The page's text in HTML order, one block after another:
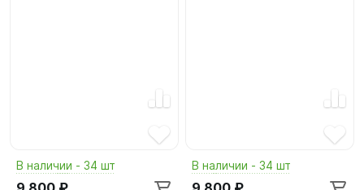
В наличии - 34 шт В наличии - 34 шт